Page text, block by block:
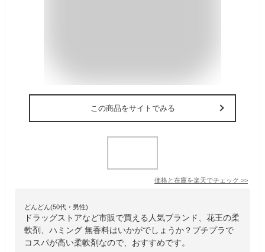
この商品をサイトでみる
価格と在庫を楽天でチェック >>
どんどん(50代・男性)
ドラッグストアなど市販で買える人気ブランド、花王の柔
軟剤、ハミング 無香料はいかがでしょうか？プチプラで
コスパが高い柔軟剤なので、おすすめです。